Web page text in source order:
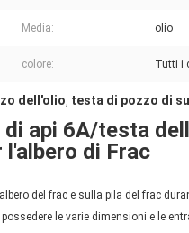
Media: olio
colore: Tutti i
dell'olio, testa di pozzo di
api 6A/testa
l'albero di Frac
del frac e sulla pila del frac
le varie dimensioni e le